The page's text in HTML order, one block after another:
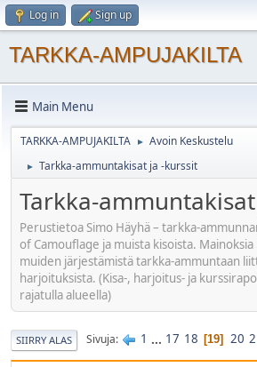
Log in Sign up
TARKKA-AMPUJAKILTA
Main Menu
TARKKA-AMPUJAKILTA ► Avoin Keskustelu
► Tarkka-ammuntakisat ja -kurssit
Tarkka-
Perustietoa Simo Häyhä – tarkka-
of Camouflage ja muista kisoista. Mainoksia
muiden järjestämistä tarkka-ammuntaan
harjoituksista. (Kisa-, harjoitus- ja
rajatulla alueella)
SIIRRY ALAS Sivuja 1 ... 17 18 19 20